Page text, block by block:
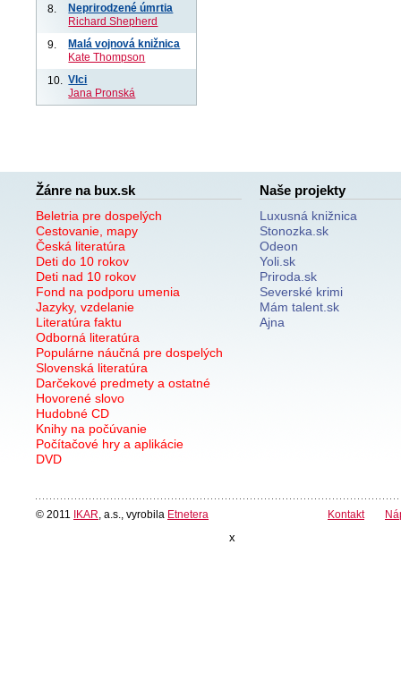
8.
Neprirodzené úmrtia
Richard Shepherd
9.
Malá vojnová knižnica
Kate Thompson
10.
Vlci
Jana Pronská
Žánre na bux.sk
Beletria pre dospelých
Cestovanie, mapy
Česká literatúra
Deti do 10 rokov
Deti nad 10 rokov
Fond na podporu umenia
Jazyky, vzdelanie
Literatúra faktu
Odborná literatúra
Populárne náučná pre dospelých
Slovenská literatúra
Darčekové predmety a ostatné
Hovorené slovo
Hudobné CD
Knihy na počúvanie
Počítačové hry a aplikácie
DVD
Naše projekty
Luxusná knižnica
Stonozka.sk
Odeon
Yoli.sk
Priroda.sk
Severské krimi
Mám talent.sk
Ajna
© 2011 IKAR , a.s., vyrobila Etnetera Kontakt
x